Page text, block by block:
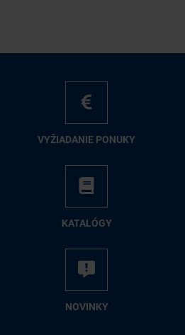
VY­ŽIA­DA­NIE PO­NU­KY
KA­TA­LÓ­GY
NO­VIN­KY